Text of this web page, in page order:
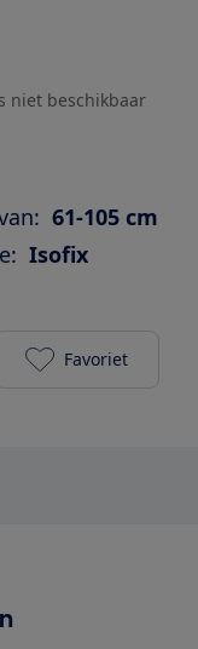
niet beschikbaar
61-105 cm
Isofix
Britax
Favoriet